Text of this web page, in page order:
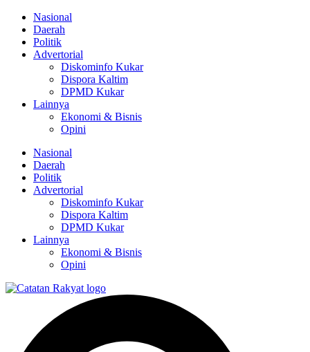
Lewati
konten
Nasional
Daerah
Politik
Advertorial
Diskominfo Kukar
Dispora Kaltim
DPMD Kukar
Lainnya
Ekonomi & Bisnis
Opini
Nasional
Daerah
Politik
Advertorial
Diskominfo Kukar
Dispora Kaltim
DPMD Kukar
Lainnya
Ekonomi & Bisnis
Opini